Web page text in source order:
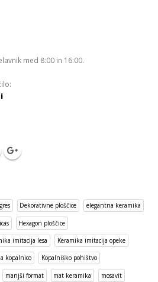
med 8:00 in 16:00.
Dekorativne ploščice elegantna keramika
Hexagon ploščice
imitacija lesa Keramika imitacija opeke
kopalnico Kopalniško pohištvo
manjši format mat keramika mosavit